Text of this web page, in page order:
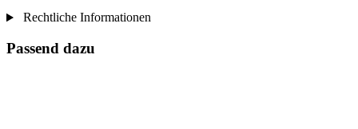
Rechtliche Informationen
Passend dazu